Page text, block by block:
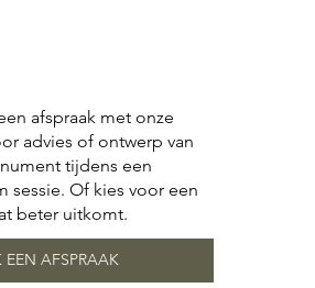
afspraak met onze
advies of ontwerp van
tijdens een
sessie. Of kies voor een
beter uitkomt.
EEN AFSPRAAK